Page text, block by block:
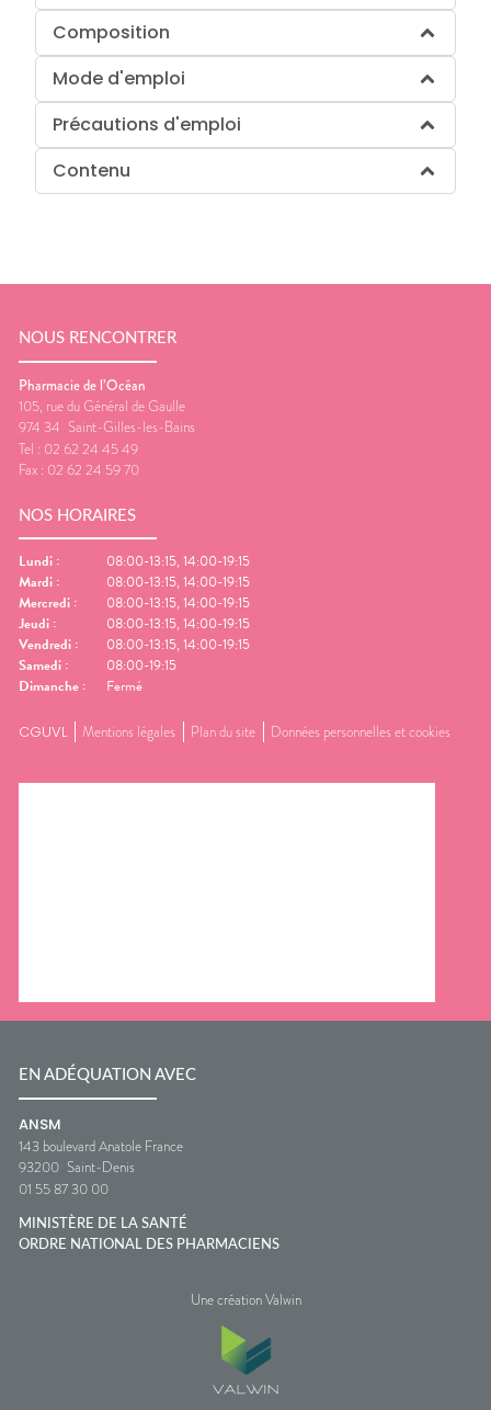
Composition
Mode d'emploi
Précautions d'emploi
Contenu
NOUS RENCONTRER
Pharmacie de l’Océan
105, rue du Général de Gaulle
974 34 Saint-Gilles-les-Bains
Tel : 02 62 24 45 49
Fax : 02 62 24 59 70
NOS HORAIRES
Lundi :
08:00-13:15, 14:00-19:15
Mardi :
08:00-13:15, 14:00-19:15
Mercredi :
08:00-13:15, 14:00-19:15
Jeudi :
08:00-13:15, 14:00-19:15
Vendredi :
08:00-13:15, 14:00-19:15
Samedi :
08:00-19:15
Dimanche : Fermé
CGUVL Mentions légales Plan du site Données personnelles et cookies
EN ADÉQUATION AVEC
ANSM
143 boulevard Anatole France
93200 Saint-Denis
01 55 87 30 00
MINISTÈRE DE LA SANTÉ
ORDRE NATIONAL DES PHARMACIENS
Une création Valwin